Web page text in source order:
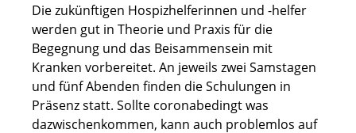
Die zukünftigen Hospizhelferinnen und -helfer
werden gut in Theorie und Praxis für die
Begegnung und das Beisammensein mit
Kranken vorbereitet. An jeweils zwei Samstagen
und fünf Abenden finden die Schulungen in
Präsenz statt. Sollte coronabedingt was
dazwischenkommen, kann auch problemlos auf